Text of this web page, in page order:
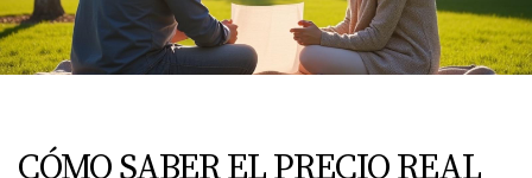
CÓMO SABER EL PRECIO REAL